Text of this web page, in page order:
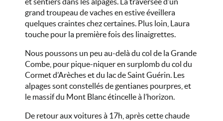
grand troupeau de vaches en estive éveillera
quelques craintes chez certaines. Plus loin, Laura
touche pour la première fois des linaigrettes.
Nous poussons un peu au-delà du col de la Grande
Combe, pour pique-niquer en surplomb du col du
Cormet d’Arèches et du lac de Saint Guérin. Les
alpages sont constellés de gentianes pourpres, et
le massif du Mont Blanc étincelle à l’horizon.
De retour aux voitures à 17h, après cette chaude